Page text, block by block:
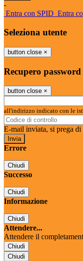
-
Entra con SPID Entra
Seleziona utente
button close ×
Recupero password
button close ×
all'indirizzo indicato con le
E-mail inviata, si prega di
Errore
Chiudi
Successo
Chiudi
Informazione
Chiudi
Attendere...
Attendere il
Chiudi
Chiudi